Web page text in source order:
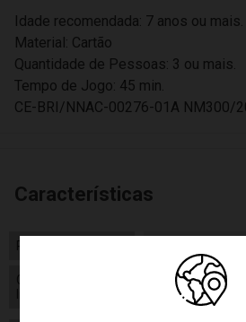
Idade recomendada: 7 anos ou mais.
Material: Cartão
Quantidade de Pessoas: 3 ou mais.
Tempo de Jogo: 45 min.
CE-BRI/NNAC-00276-01A NM300/
Características
Peso
Certificado/ Selo
CE-BRI/NNAC-
- OCP 0061